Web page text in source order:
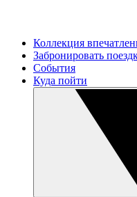
Коллекция
Забронировать
События
Куда пойти